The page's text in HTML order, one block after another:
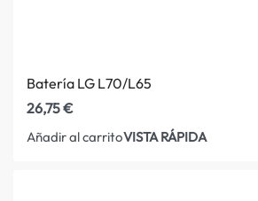
Batería LG L70/L65
26,75€
Añadir al carritoVISTA RÁPIDA